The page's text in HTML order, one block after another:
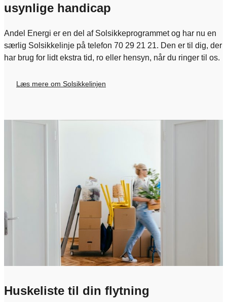
usynlige handicap
Andel Energi er en del af Solsikkeprogrammet og har nu en
særlig Solsikkelinje på telefon 70 29 21 21. Den er til dig, der
har brug for lidt ekstra tid, ro eller hensyn, når du ringer til os.
Læs mere om Solsikkelinjen
Huskeliste til din flytning